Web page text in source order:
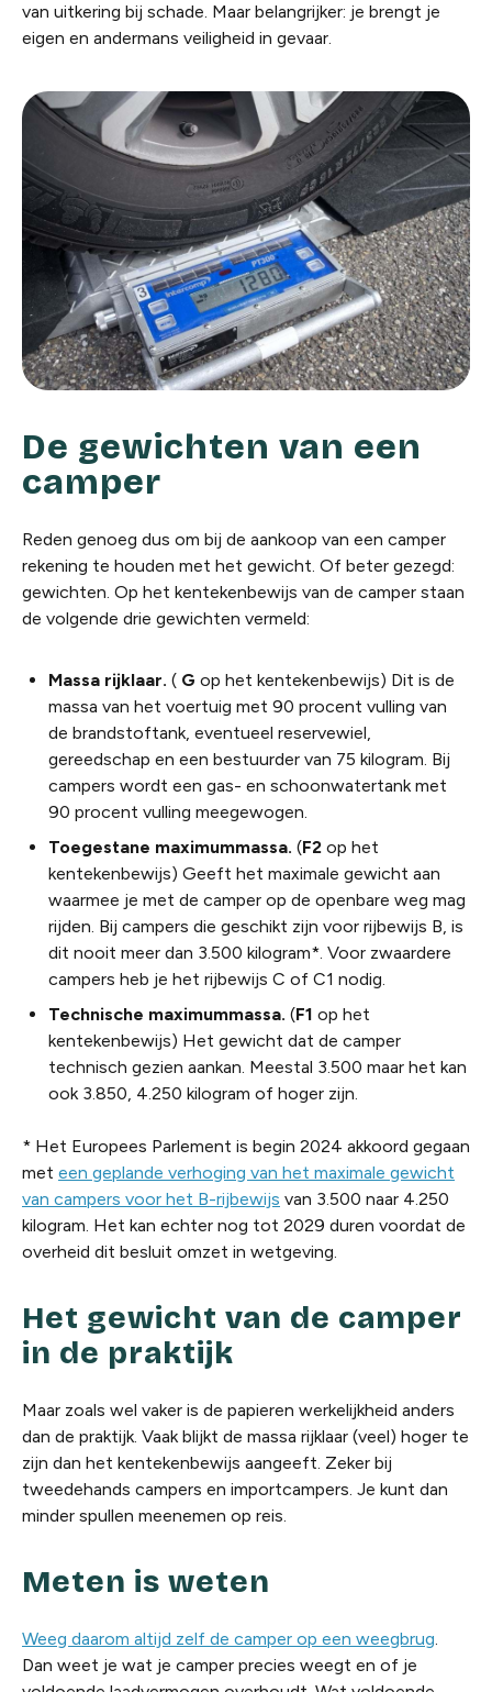
van uitkering bij schade. Maar belangrijker: je brengt je
eigen en andermans veiligheid in gevaar.
De gewichten van een
camper
Reden genoeg dus om bij de aankoop van een camper
rekening te houden met het gewicht. Of beter gezegd:
gewichten. Op het kentekenbewijs van de camper staan
de volgende drie gewichten vermeld:
Massa rijklaar. ( G op het kentekenbewijs) Dit is de
massa van het voertuig met 90 procent vulling van
de brandstoftank, eventueel reservewiel,
gereedschap en een bestuurder van 75 kilogram. Bij
campers wordt een gas- en schoonwatertank met
90 procent vulling meegewogen.
Toegestane maximummassa. (F2 op het
kentekenbewijs) Geeft het maximale gewicht aan
waarmee je met de camper op de openbare weg mag
rijden. Bij campers die geschikt zijn voor rijbewijs B, is
dit nooit meer dan 3.500 kilogram*. Voor zwaardere
campers heb je het rijbewijs C of C1 nodig.
Technische maximummassa. (F1 op het
kentekenbewijs) Het gewicht dat de camper
technisch gezien aankan. Meestal 3.500 maar het kan
ook 3.850, 4.250 kilogram of hoger zijn.
* Het Europees Parlement is begin 2024 akkoord gegaan
met een geplande verhoging van het maximale gewicht
van campers voor het B-rijbewijs van 3.500 naar 4.250
kilogram. Het kan echter nog tot 2029 duren voordat de
overheid dit besluit omzet in wetgeving.
Het gewicht van de camper
in de praktijk
Maar zoals wel vaker is de papieren werkelijkheid anders
dan de praktijk. Vaak blijkt de massa rijklaar (veel) hoger te
zijn dan het kentekenbewijs aangeeft. Zeker bij
tweedehands campers en importcampers. Je kunt dan
minder spullen meenemen op reis.
Meten is weten
Weeg daarom altijd zelf de camper op een weegbrug.
Dan weet je wat je camper precies weegt en of je